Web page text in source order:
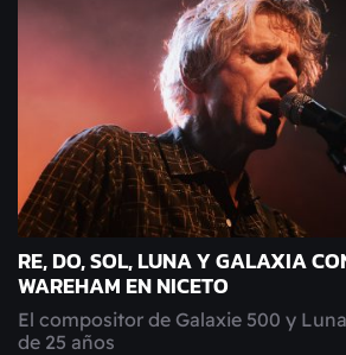
RE, DO, SOL, LUNA Y GALAXIA
WAREHAM EN NICETO
El compositor de Galaxie 500 y
de 25 años